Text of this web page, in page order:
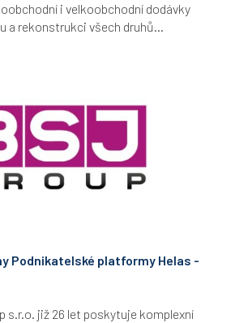
i velkoobchodní dodávky
a rekonstrukci všech druhů...
Podnikatelské platformy Helas -
s.r.o. již 26 let poskytuje komplexní